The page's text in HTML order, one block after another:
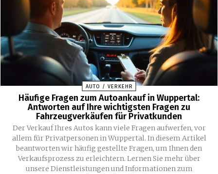
AUTO / VERKEHR
Häufige Fragen zum Autoankauf in Wuppertal:
Antworten auf Ihre wichtigsten Fragen zu
Fahrzeugverkäufen für Privatkunden
Der Verkauf Ihres Autos kann viele Fragen aufwerfen, vor
allem für Privatpersonen in Wuppertal. In diesem Artikel
beantworten wir häufig gestellte Fragen, um Ihnen den
Verkaufsprozess zu erleichtern. Lernen Sie mehr über
unsere Dienstleistungen und Informationen zum